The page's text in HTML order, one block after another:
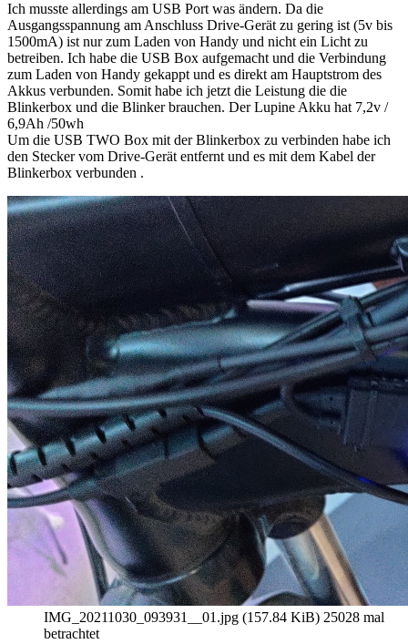
Ich musste allerdings am USB Port was ändern. Da die
Ausgangsspannung am Anschluss Drive-Gerät zu gering ist (5v bis
1500mA) ist nur zum Laden von Handy und nicht ein Licht zu
betreiben. Ich habe die USB Box aufgemacht und die Verbindung
zum Laden von Handy gekappt und es direkt am Hauptstrom des
Akkus verbunden. Somit habe ich jetzt die Leistung die die
Blinkerbox und die Blinker brauchen. Der Lupine Akku hat 7,2v /
6,9Ah /50wh
Um die USB TWO Box mit der Blinkerbox zu verbinden habe ich
den Stecker vom Drive-Gerät entfernt und es mit dem Kabel der
Blinkerbox verbunden .
IMG_20211030_093931__01.jpg (157.84 KiB) 25028 mal
betrachtet